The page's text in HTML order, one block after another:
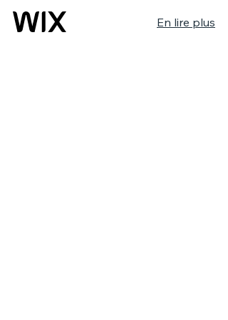
En lire plus